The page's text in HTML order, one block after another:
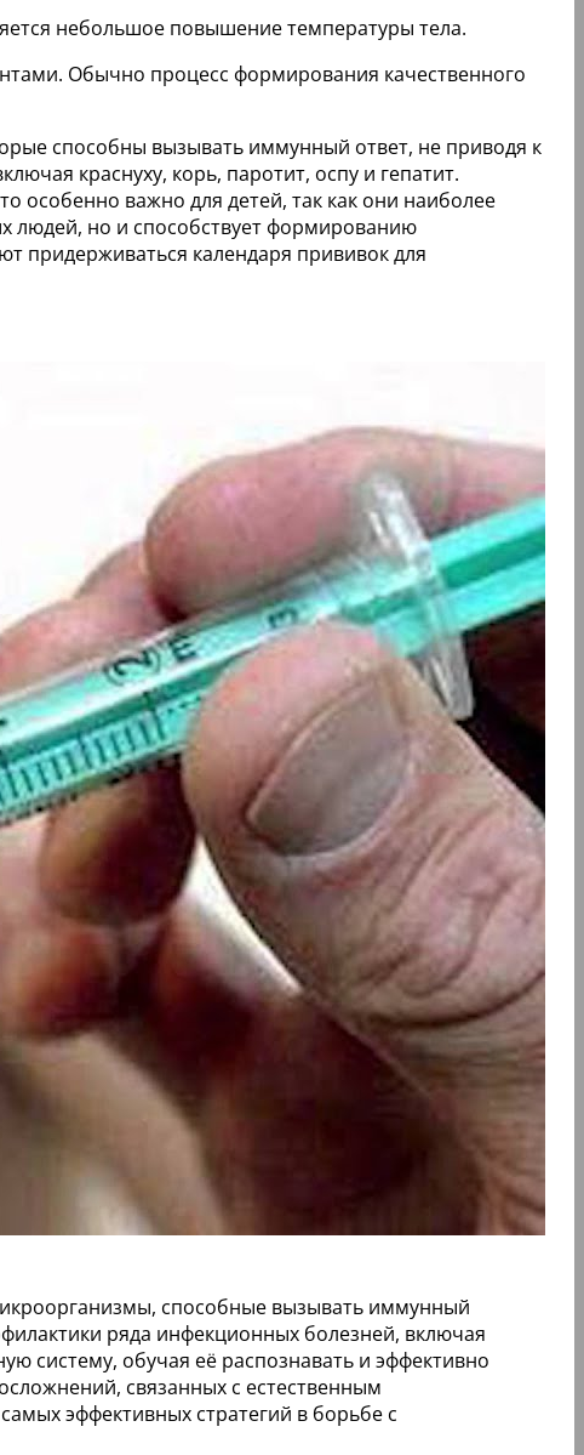
небольшое повышение температуры тела.
Обычно процесс формирования качественного
способны вызывать иммунный ответ, не приводя к
краснуху, корь, паротит, оспу и гепатит.
особенно важно для детей, так как они наиболее
людей, но и способствует формированию
придерживаться календаря прививок для
способные вызывать иммунный
ряда инфекционных болезней, включая
систему, обучая её распознавать и эффективно
связанных с естественным
эффективных стратегий в борьбе с